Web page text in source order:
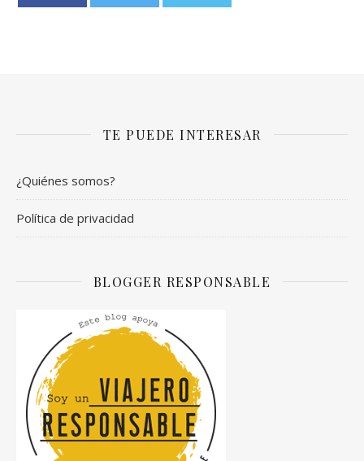
TE PUEDE INTERESAR
¿Quiénes somos?
Política de privacidad
BLOGGER RESPONSABLE